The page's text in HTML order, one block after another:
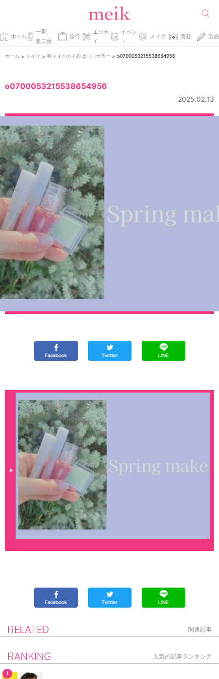
ホーム
一重、
奥二重
旅行
エッセ
イ
イベン
ト
メイク 美容 製品
ホーム > メイク > 春メイクの主役は〇〇カラー > o0700053215538654956
o0700053215538654956
2025.02.13
RELATED 関連記事
RANKING 人気の記事ランキング